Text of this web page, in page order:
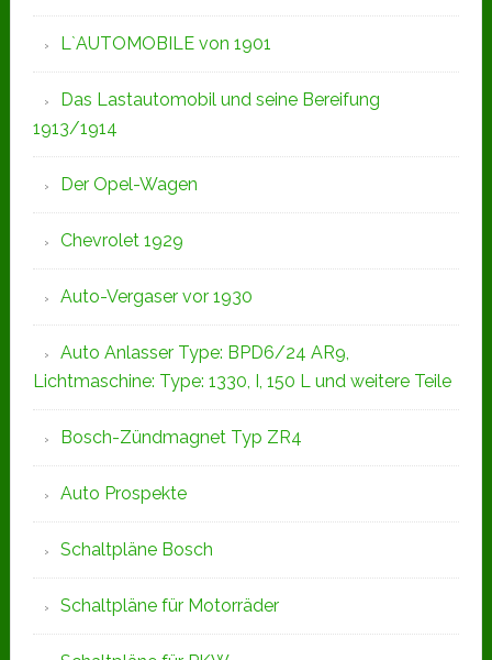
L`AUTOMOBILE von 1901
Das Lastautomobil und seine Bereifung
1913/1914
Der Opel-Wagen
Chevrolet 1929
Auto-Vergaser vor 1930
Auto Anlasser Type: BPD6/24 AR9,
Lichtmaschine: Type: 1330, I, 150 L und weitere Teile
Bosch-Zündmagnet Typ ZR4
Auto Prospekte
Schaltpläne Bosch
Schaltpläne für Motorräder